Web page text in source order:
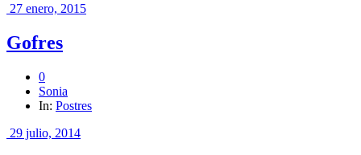
27 enero, 2015
Gofres
0
Sonia
In: Postres
29 julio, 2014